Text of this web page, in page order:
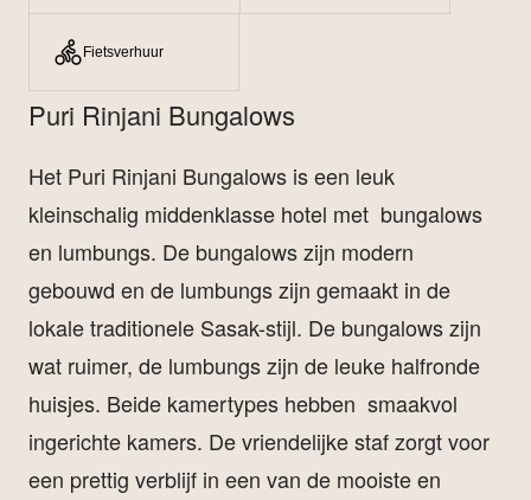
Puri Rinjani Bungalows
Het Puri Rinjani Bungalows is een leuk
kleinschalig middenklasse hotel met bungalows
en lumbungs. De bungalows zijn modern
gebouwd en de lumbungs zijn gemaakt in de
lokale traditionele Sasak-stijl. De bungalows zijn
wat ruimer, de lumbungs zijn de leuke halfronde
huisjes. Beide kamertypes hebben smaakvol
ingerichte kamers. De vriendelijke staf zorgt voor
een prettig verblijf in een van de mooiste en
Fietsverhuur